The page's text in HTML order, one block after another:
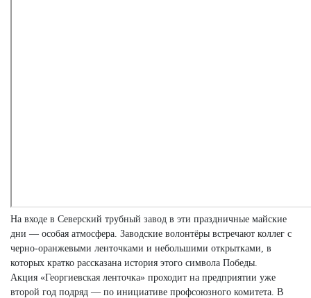
На входе в Северский трубный завод в эти праздничные майские
дни — особая атмосфера. Заводские волонтёры встречают коллег с
черно-оранжевыми ленточками и небольшими открытками, в
которых кратко рассказана история этого символа Победы.
Акция «Георгиевская ленточка» проходит на предприятии уже
второй год подряд — по инициативе профсоюзного комитета. В